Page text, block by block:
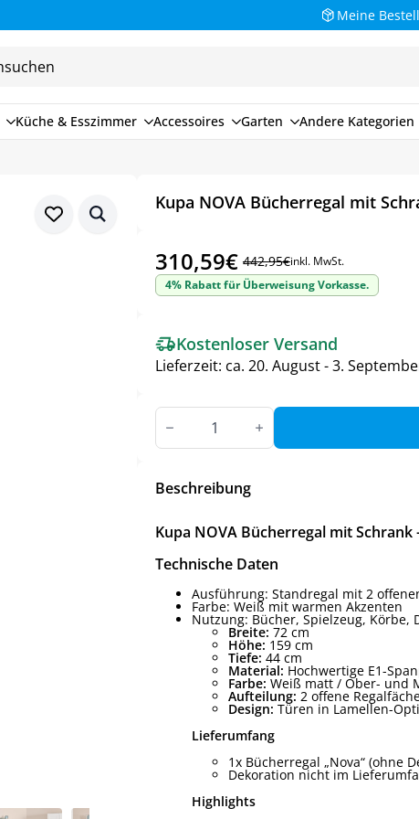
Meine
Küche & Esszimmer Accessoires Garten Andere Kategorien
Kupa NOVA Bücherregal mit
442,95€
Ursprünglicher
Preis
442,95€
310,59€
Aktueller
Preis
310,59€.
inkl. MwSt.
4% Rabatt für Überweisung Vorkasse.
Kostenloser Versand
Lieferzeit: ca. 20. August - 3.
Kupa
NOVA
Bücherregal
Menge
Beschreibung
Kupa NOVA Bücherregal mit Schrank
Technische Daten
Ausführung: Standregal mit 2
Farbe: Weiß mit warmen Akzenten
Nutzung: Bücher, Spielzeug, Körbe,
Breite: 72 cm
Höhe: 159 cm
Tiefe: 44 cm
Material: Hochwertige E1-
Farbe: Weiß matt / Ober- und
Aufteilung: 2 offene
Design: Türen in Lamellen-
Lieferumfang
1x Bücherregal „Nova“ (ohne
Dekoration nicht im
Highlights